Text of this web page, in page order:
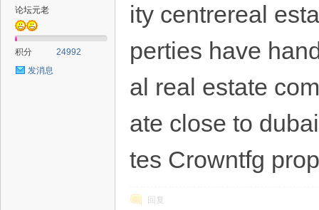
论坛元老
积分
24992
发消息
ity centrereal
perties have
al real estate
ate close to
tes Crowntfg
回复